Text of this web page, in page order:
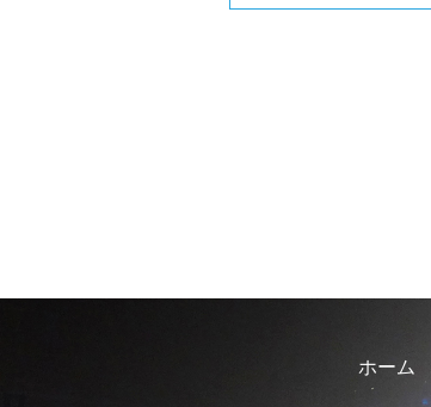
ホーム